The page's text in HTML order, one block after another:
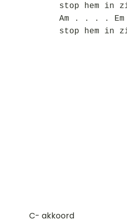
stop hem in
Am . . . . Em
stop hem in
​C- akkoord